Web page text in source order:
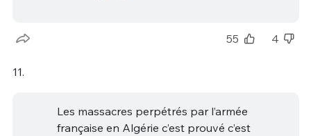
55 4
11.
Les massacres perpétrés par l’armée
française en Algérie c’est prouvé c’est